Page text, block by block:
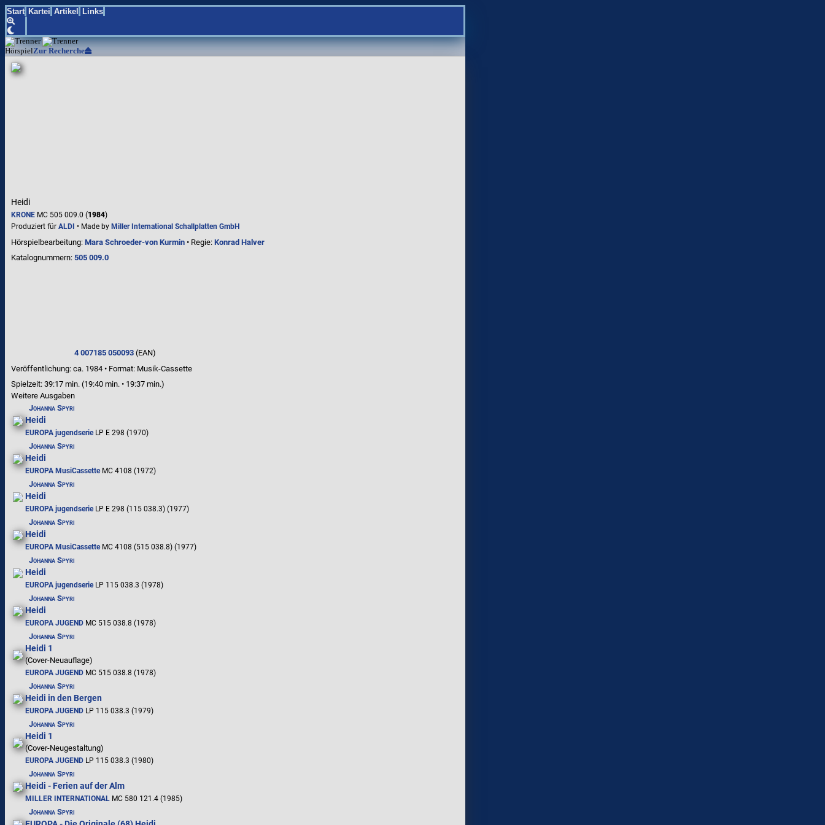
Start Kartei Artikel Links
HörspielZur Recherche
Heidi
KRONE MC 505 009.0 (1984)
Produziert für ALDI • Made by Miller International Schallplatten GmbH
Hörspielbearbeitung: Mara Schroeder-von Kurmin • Regie: Konrad Halver
Katalognummern: 505 009.0
4 007185 050093 (EAN)
Veröffentlichung: ca. 1984 • Format: Musik-Cassette
Spielzeit: 39:17 min. (19:40 min. • 19:37 min.)
Weitere Ausgaben
Johanna Spyri
Heidi
EUROPA jugendserieLP E 298 (1970)
Johanna Spyri
Heidi
EUROPA MusiCassetteMC 4108 (1972)
Johanna Spyri
Heidi
EUROPA jugendserieLP E 298 (115 038.3) (1977)
Johanna Spyri
Heidi
EUROPA MusiCassetteMC 4108 (515 038.8) (1977)
Johanna Spyri
Heidi
EUROPA jugendserieLP 115 038.3 (1978)
Johanna Spyri
Heidi
EUROPA JUGEND MC 515 038.8 (1978)
Johanna Spyri
Heidi 1
(Cover-Neuauflage)
EUROPA JUGEND MC 515 038.8 (1978)
Johanna Spyri
Heidi in den Bergen
EUROPA JUGEND LP 115 038.3 (1979)
Johanna Spyri
Heidi 1
(Cover-Neugestaltung)
EUROPA JUGEND LP 115 038.3 (1980)
Johanna Spyri
Heidi - Ferien auf der Alm
MILLER INTERNATIONAL MC 580 121.4 (1985)
Johanna Spyri